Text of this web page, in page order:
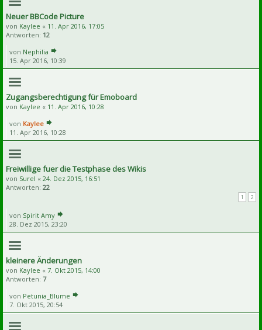
Neuer BBCode Picture
von Kaylee « 11. Apr 2016, 17:05
Antworten: 12
von Nephilia
15. Apr 2016, 10:39
Zugangsberechtigung für Emoboard
von Kaylee « 11. Apr 2016, 10:28
von Kaylee
11. Apr 2016, 10:28
Freiwillige fuer die Testphase des Wikis
von Surel « 24. Dez 2015, 16:51
Antworten: 22
1 2
von Spirit Amy
28. Dez 2015, 23:20
kleinere Änderungen
von Kaylee « 7. Okt 2015, 14:00
Antworten: 7
von Petunia_Blume
7. Okt 2015, 20:54